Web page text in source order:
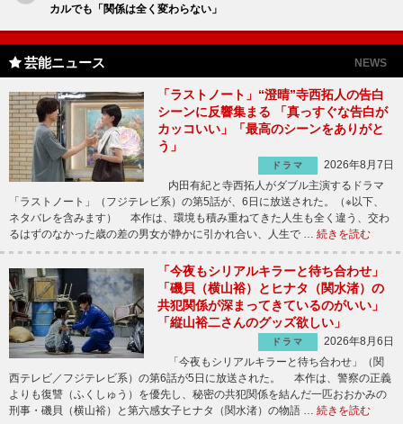
カルでも「関係は全く変わらない」
芸能ニュース NEWS
「ラストノート」“澄晴”寺西拓人の告白
シーンに反響集まる 「真っすぐな告白が
カッコいい」「最高のシーンをありがと
う」
ドラマ
2026年8月7日
内田有紀と寺西拓人がダブル主演するドラマ
「ラストノート」（フジテレビ系）の第5話が、6日に放送された。（※以下、
ネタバレを含みます） 本作は、環境も積み重ねてきた人生も全く違う、交わ
るはずのなかった歳の差の男女が静かに引かれ合い、人生で … 続きを読む
「今夜もシリアルキラーと待ち合わせ」
「磯貝（横山裕）とヒナタ（関水渚）の
共犯関係が深まってきているのがいい」
「縦山裕二さんのグッズ欲しい」
ドラマ
2026年8月6日
「今夜もシリアルキラーと待ち合わせ」（関
西テレビ／フジテレビ系）の第6話が5日に放送された。 本作は、警察の正義
よりも復讐（ふくしゅう）を優先し、秘密の共犯関係を結んだ一匹おおかみの
刑事・磯貝（横山裕）と第六感女子ヒナタ（関水渚）の物語 … 続きを読む